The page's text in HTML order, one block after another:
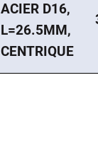
ACIER D16,
L=26.5MM,
CENTRIQUE